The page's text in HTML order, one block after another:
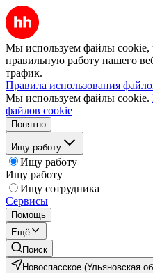
Мы используем файлы cookie,
правильную работу нашего
трафик.
Правила использования
Мы используем файлы cookie.
файлов cookie
Понятно
Ищу работу
Ищу работу
Ищу работу
Ищу сотрудника
Сервисы
Помощь
Ещё
Поиск
Новоспасское (Ульяновская